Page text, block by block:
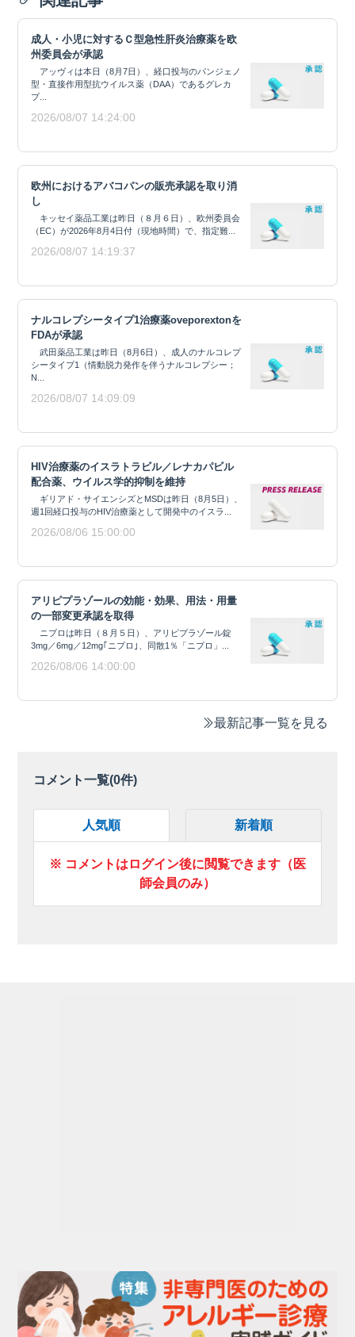
成人・小児に対するＣ型急性肝炎治療薬を欧
州委員会が承認
アッヴィは本日（8月7日）、経口投与のパンジェノ
型・直接作用型抗ウイルス薬（DAA）であるグレカ
プ...
2026/08/07 14:24:00
欧州におけるアバコパンの販売承認を取り消
し
キッセイ薬品工業は昨日（８月６日）、欧州委員会
（EC）が2026年8月4日付（現地時間）で、指定難...
2026/08/07 14:19:37
ナルコレプシータイプ1治療薬oveporextonを
FDAが承認
武田薬品工業は昨日（8月6日）、成人のナルコレプ
シータイプ1（情動脱力発作を伴うナルコレプシー；
N...
2026/08/07 14:09:09
HIV治療薬のイスラトラビル／レナカパビル
配合薬、ウイルス学的抑制を維持
ギリアド・サイエンシズとMSDは昨日（8月5日）、
週1回経口投与のHIV治療薬として開発中のイスラ...
2026/08/06 15:00:00
アリピプラゾールの効能・効果、用法・用量
の一部変更承認を取得
ニプロは昨日（８月５日）、アリピプラゾール錠
3mg／6mg／12mg｢ニプロ｣、同散1％「ニプロ」...
2026/08/06 14:00:00
最新記事一覧を見る
コメント一覧(0件)
人気順 新着順
※ コメントはログイン後に閲覧できます（医
師会員のみ）